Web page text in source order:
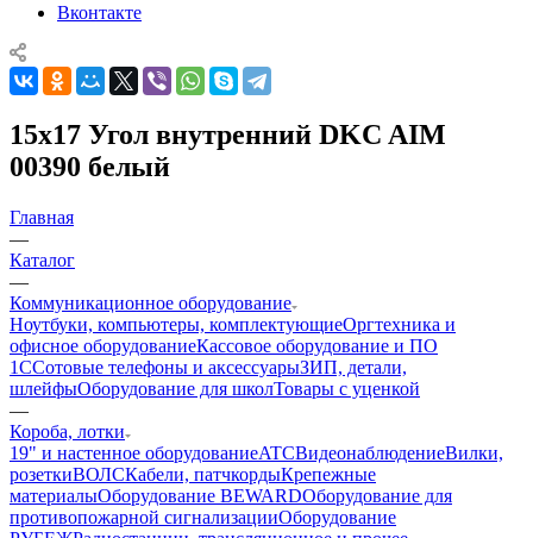
Вконтакте
15x17 Угол внутренний DKC AIM
00390 белый
Главная
—
Каталог
—
Коммуникационное оборудование
Ноутбуки, компьютеры, комплектующиеОргтехника и
офисное оборудованиеКассовое оборудование и ПО
1ССотовые телефоны и аксессуарыЗИП, детали,
шлейфыОборудование для школТовары с уценкой
—
Короба, лотки
19" и настенное оборудованиеATCВидеонаблюдениеВилки,
розеткиВОЛСКабели, патчкордыКрепежные
материалыОборудование BEWARDОборудование для
противопожарной сигнализацииОборудование